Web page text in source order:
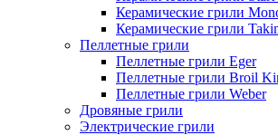
Керамические грили
Керамические грили
Пеллетные грили
Пеллетные грили Eger
Пеллетные грили Broil
Пеллетные грили Weber
Дровяные грили
Электрические грили